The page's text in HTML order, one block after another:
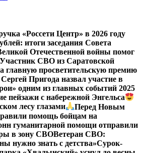
«Россети Центр» в 2026 году
итоги заседания Совета
Отечественной войны помог
Участник СВО из Саратовской
главную просветительскую премию
Пригода назвал участие в
одним из главных событий 2025
пейзажи с набережной Энгельса
лесу глазами
Перед Новым
помощь бойцам на
гуманитарной помощи отправили
в зону СВОВетеран СВО:
нужно знать с детства»Сурок-